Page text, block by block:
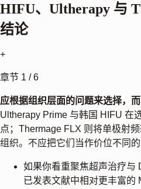
HIFU、Ultherapy 与
结论
+
章节 1 /6
应根据组织层面的问题来选择，
Ultherapy Prime 与韩国 HIFU 在
点；Thermage FLX 则将单极射
组织。不应把它们当作价位不同的
如果你看重聚焦超声治疗与
已发表文献中相对更丰富的